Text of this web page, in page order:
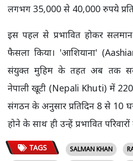
लगभग 35,000 से 40,000 रुपये
इस पहल से प्रभावित होकर
फैसला किया। 'आशियाना'
संयुक्त मुहिम के तहत अब तक
नेपाली खूटी (Nepali Khuti) में
संगठन के अनुसार प्रतिदिन 8 से 10
होने के साथ ही उन्हें प्रभावित
TAGS SALMAN KHAN